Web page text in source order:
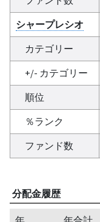
シャープレシオ
カテゴリー
+/- カテゴリー
順位
％ランク
ファンド数
分配金履歴